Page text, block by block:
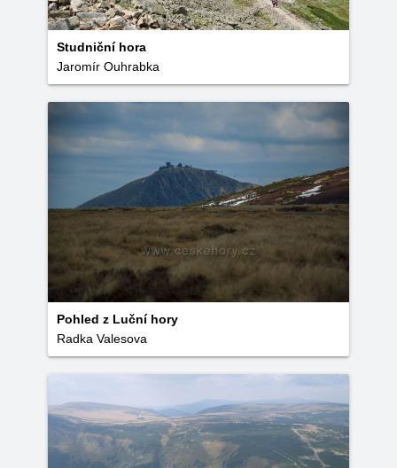
Studniční hora
Jaromír Ouhrabka
Pohled z Luční hory
Radka Valesova